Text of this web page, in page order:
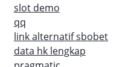
slot demo
qq
link alternatif sbobet
data hk lengkap